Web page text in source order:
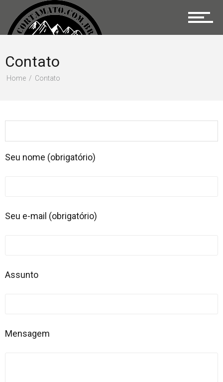
Distâncias
Prova
Contato
Home Contato
Seu nome (obrigatório)
Seu e-mail (obrigatório)
Assunto
Mensagem